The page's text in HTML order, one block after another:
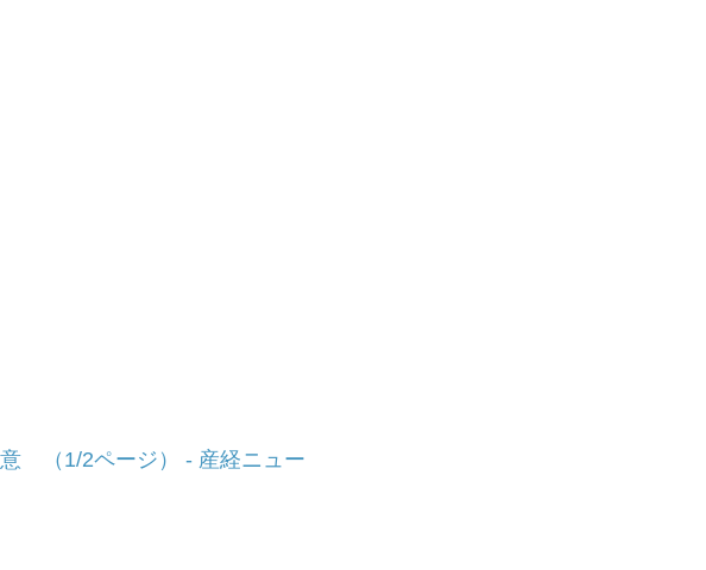
　（1/2ページ） - 産経ニュー